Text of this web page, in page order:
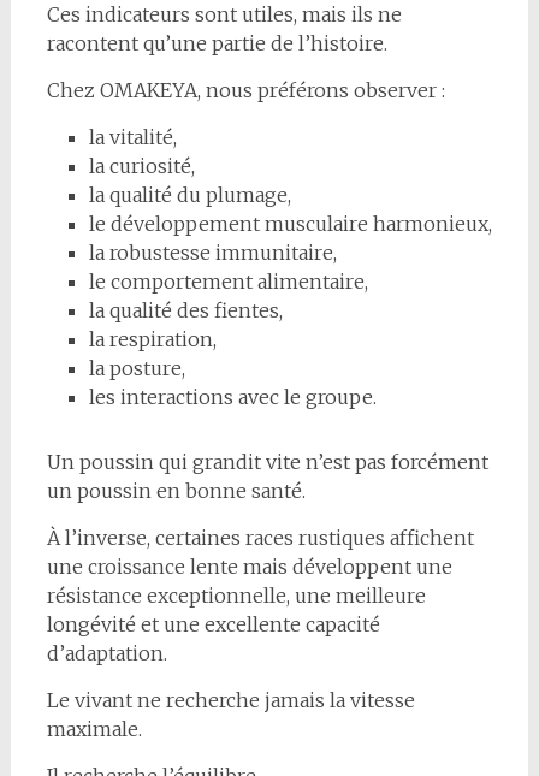
Ces indicateurs sont utiles, mais ils ne
racontent qu’une partie de l’histoire.
Chez OMAKEYA, nous préférons observer :
la vitalité,
la curiosité,
la qualité du plumage,
le développement musculaire harmonieux,
la robustesse immunitaire,
le comportement alimentaire,
la qualité des fientes,
la respiration,
la posture,
les interactions avec le groupe.
Un poussin qui grandit vite n’est pas forcément
un poussin en bonne santé.
À l’inverse, certaines races rustiques affichent
une croissance lente mais développent une
résistance exceptionnelle, une meilleure
longévité et une excellente capacité
d’adaptation.
Le vivant ne recherche jamais la vitesse
maximale.